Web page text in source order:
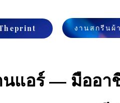
งานสกรีนผ้
แอร์ — มืออา